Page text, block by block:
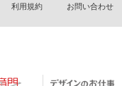
利用規約 お問い合わせ